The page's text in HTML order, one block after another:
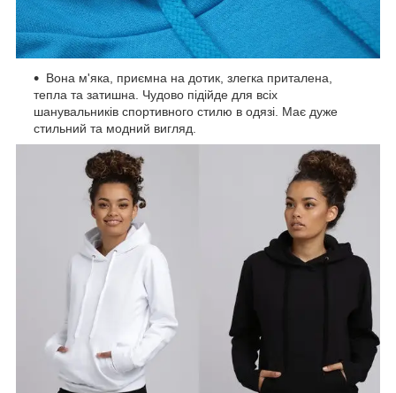
Вона м'яка, приємна на дотик, злегка приталена,
тепла та затишна. Чудово підійде для всіх
шанувальників спортивного стилю в одязі. Має дуже
стильний та модний вигляд.